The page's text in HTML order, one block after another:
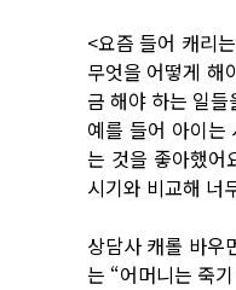
<요즘 들어 캐리
무엇을 어떻게 해
금 해야 하는 일
예를 들어 아이는
는 것을 좋아했어
시기와 비교해 너
상담사 캐롤 바우
는 “어머니는 죽